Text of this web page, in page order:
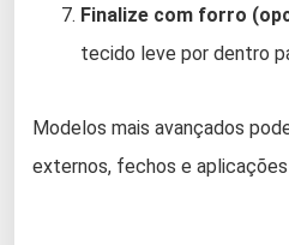
Finalize com forro
tecido leve por dentro
Modelos mais avançados
externos, fechos e